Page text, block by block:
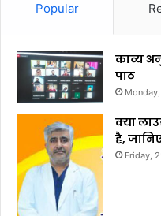
Popular
काव्य
पाठ
क्या
है,
Friday,